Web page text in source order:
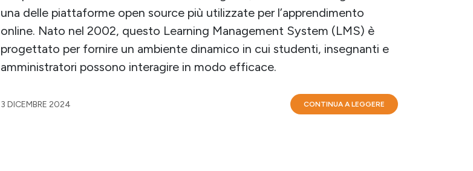
una delle piattaforme open source più utilizzate per l’apprendimento
online. Nato nel 2002, questo Learning Management System (LMS) è
progettato per fornire un ambiente dinamico in cui studenti, insegnanti e
amministratori possono interagire in modo efficace.
3 DICEMBRE 2024 CONTINUA A LEGGERE